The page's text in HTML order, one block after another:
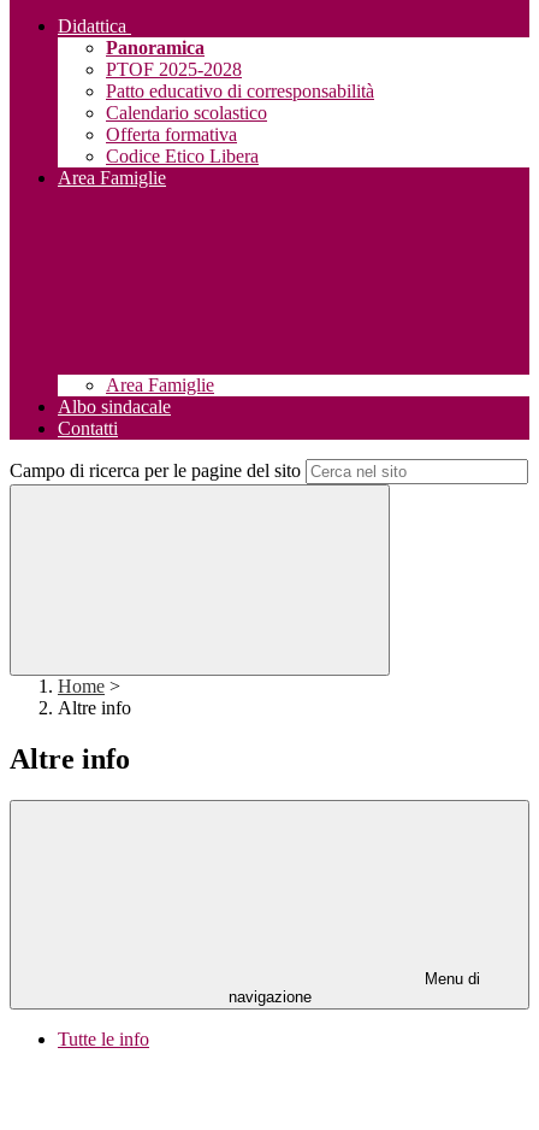
Didattica
Panoramica
PTOF 2025-2028
Patto educativo di corresponsabilità
Calendario scolastico
Offerta formativa
Codice Etico Libera
Area Famiglie
Area Famiglie
Albo sindacale
Contatti
Campo di ricerca per le pagine del sito
Home >
Altre info
Altre info
Menu di
navigazione
Tutte le info